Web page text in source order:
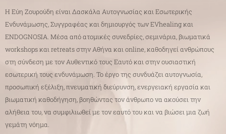
Η Εύη Ζουρούδη είναι Δασκάλα Αυτογνωσίας και Εσωτερικής
Ενδυνάμωσης, Συγγραφέας και δημιουργός των EVhealing και
ENDOGNOSIA. Μέσα από ατομικές συνεδρίες, σεμινάρια, βιωματικά
workshops και retreats στην Αθήνα και online, καθοδηγεί ανθρώπους
στη σύνδεση με τον Αυθεντικό τους Εαυτό και στην ουσιαστική
εσωτερική τους ενδυνάμωση. Το έργο της συνδυάζει αυτογνωσία,
προσωπική εξέλιξη, πνευματική διεύρυνση, ενεργειακή εργασία και
βιωματική καθοδήγηση, βοηθώντας τον άνθρωπο να ακούσει την
αλήθεια του, να συμφιλιωθεί με τον εαυτό του και να βιώσει μια ζωή
γεμάτη νόημα.